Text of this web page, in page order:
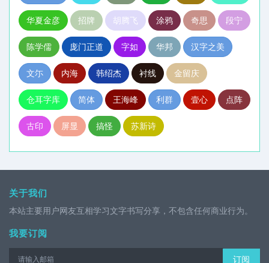
华夏金彦 招牌 胡腾飞 涂鸦 奇思 段宁
陈学儒 庞门正道 字如 华邦 汉字之美
文尓 内海 韩绍杰 衬线 金留庆
仓耳字库 简体 王海峰 利群 壹心 点阵
古印 屏显 搞怪 苏新诗
关于我们
本站主要用户网友互相学习文字书写分享，不包含任何商业行为。
我要订阅
订阅